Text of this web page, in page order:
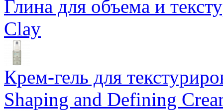
Глина для объема и
Clay
Крем-гель для
Shaping and Defining